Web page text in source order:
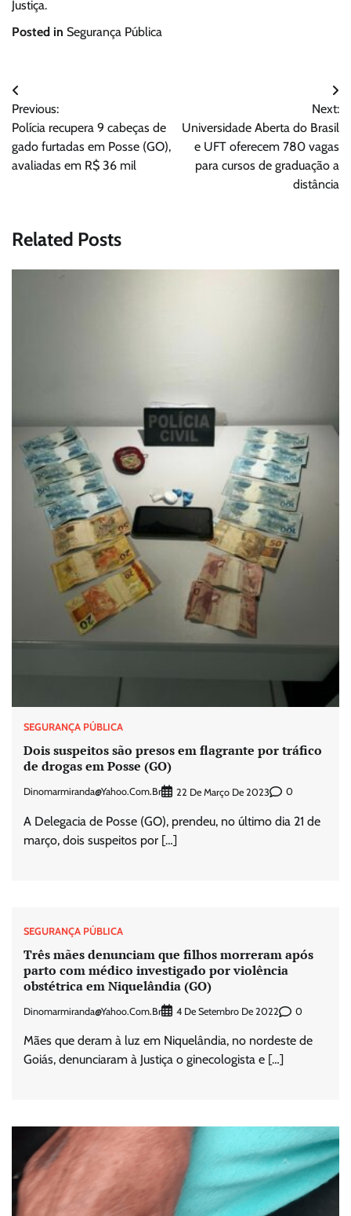
Justiça.
Posted in Segurança Pública
Navegação
de
Post
Previous:
Polícia recupera 9 cabeças de
gado furtadas em Posse (GO),
avaliadas em R$ 36 mil
Next:
Universidade Aberta do Brasil
e UFT oferecem 780 vagas
para cursos de graduação a
distância
Related Posts
SEGURANÇA PÚBLICA
Dois suspeitos são presos em flagrante por tráfico
de drogas em Posse (GO)
Dinomarmiranda@yahoo.com.br 22 De Março De 2023 0
A Delegacia de Posse (GO), prendeu, no último dia 21 de
março, dois suspeitos por […]
SEGURANÇA PÚBLICA
Três mães denunciam que filhos morreram após
parto com médico investigado por violência
obstétrica em Niquelândia (GO)
Dinomarmiranda@yahoo.com.br 4 De Setembro De 2022 0
Mães que deram à luz em Niquelândia, no nordeste de
Goiás, denunciaram à Justiça o ginecologista e […]